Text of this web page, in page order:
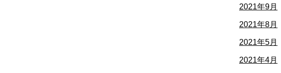
2021年9月
2021年8月
2021年5月
2021年4月